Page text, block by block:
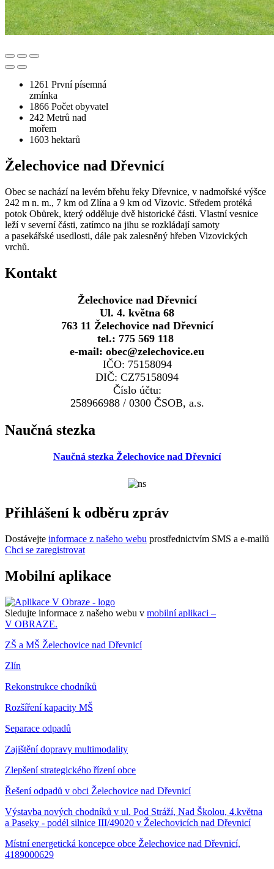
1261 První písemná
zmínka
1866 Počet obyvatel
242 Metrů nad
mořem
1603 hektarů
Želechovice nad Dřevnicí
Obec se nachází na levém břehu řeky Dřevnice, v nadmořské výšce
242 m n. m., 7 km od Zlína a 9 km od Vizovic. Středem protéká
potok Obůrek, který odděluje dvě historické části. Vlastní vesnice
leží v severní části, zatímco na jihu se rozkládají samoty
a pasekářské usedlosti, dále pak zalesněný hřeben Vizovických
vrchů.
Kontakt
Želechovice nad Dřevnicí
Ul. 4. května 68
763 11 Želechovice nad Dřevnicí
tel.: 775 569 118
e-mail: obec@zelechovice.eu
IČO: 75158094
DIČ: CZ75158094
Číslo účtu:
258966988 / 0300 ČSOB, a.s.
Naučná stezka
Naučná stezka Želechovice nad Dřevnicí
Přihlášení k odběru zpráv
Dostávejte informace z našeho webu prostřednictvím SMS a e-mailů
Chci se zaregistrovat
Mobilní aplikace
Sledujte informace z našeho webu v mobilní aplikaci –
V OBRAZE.
ZŠ a MŠ Želechovice nad Dřevnicí
Zlín
Rekonstrukce chodníků
Rozšíření kapacity MŠ
Separace odpadů
Zajištění dopravy multimodality
Zlepšení strategického řízení obce
Řešení odpadů v obci Želechovice nad Dřevnicí
Výstavba nových chodníků v ul. Pod Stráží, Nad Školou, 4.května
a Paseky - podél silnice III/49020 v Želechovicích nad Dřevnicí
Místní energetická koncepce obce Želechovice nad Dřevnicí,
4189000629